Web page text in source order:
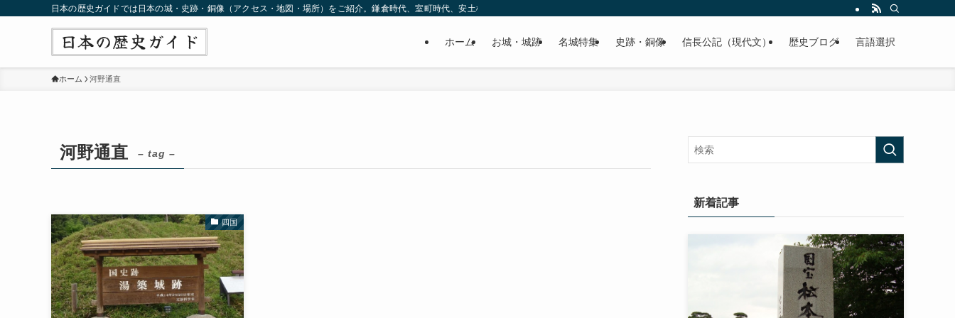
日本の歴史ガイドでは日本の城・史跡・銅像（アクセス・地図・場所）をご紹介。鎌倉時代、室町時代、安土桃山時代（戦国時代）、江戸時代と幅広くご紹介致します。
ホーム お城・城跡 名城特集 史跡・銅像 信長公記（現代文） 歴史ブログ 言語選択
ホーム 河野通直
河野通直 – tag –
四国
新着記事